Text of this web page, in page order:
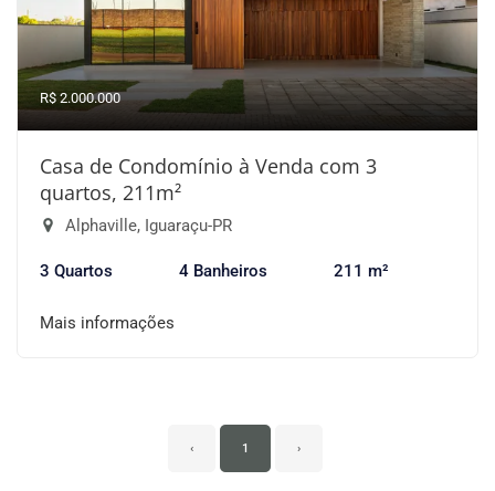
R$ 2.000.000
Casa de Condomínio à Venda com 3
quartos, 211m²
Alphaville, Iguaraçu-PR
3 Quartos 4 Banheiros 211 m²
Mais informações
‹ 1 ›